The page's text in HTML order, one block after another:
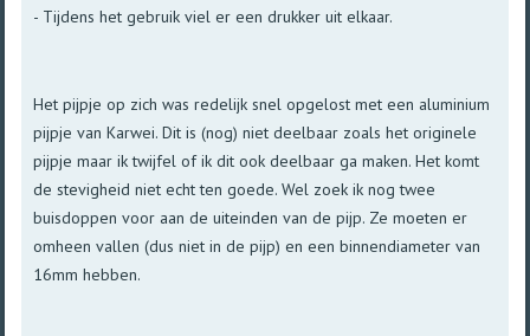
- Tijdens het gebruik viel er een drukker uit elkaar.
Het pijpje op zich was redelijk snel opgelost met een aluminium
pijpje van Karwei. Dit is (nog) niet deelbaar zoals het originele
pijpje maar ik twijfel of ik dit ook deelbaar ga maken. Het komt
de stevigheid niet echt ten goede. Wel zoek ik nog twee
buisdoppen voor aan de uiteinden van de pijp. Ze moeten er
omheen vallen (dus niet in de pijp) en een binnendiameter van
16mm hebben.